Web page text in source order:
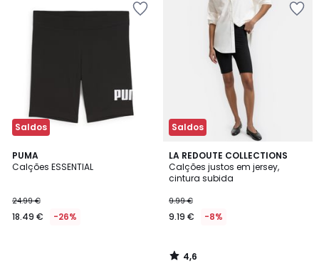
Saldos
PUMA
Calções ESSENTIAL
24.99 €
18.49 € -26%
Saldos
LA REDOUTE COLLECTIONS
Calções justos em jersey,
cintura subida
9.99 €
9.19 € -8%
4,6
/ 5
4,6
/